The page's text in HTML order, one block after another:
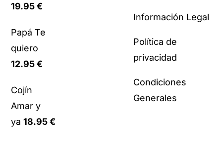
19.95€
Papá Te
quiero
12.95€
Cojín
Amar y
ya 18.95€
Información Legal
Política de
privacidad
Condiciones
Generales